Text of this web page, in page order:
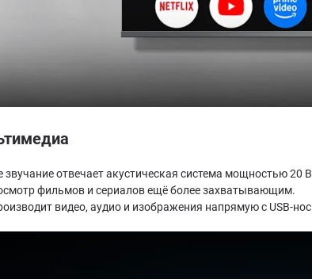
звучание отвечает акустическая система мощностью 20
фильмов и сериалов ещё более захватывающим.
видео, аудио и изображения напрямую с USB-